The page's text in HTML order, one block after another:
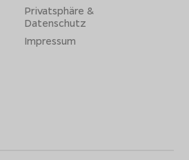
Privatsphäre &
Datenschutz
Impressum